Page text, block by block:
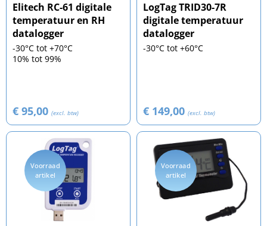
Elitech RC-61 digitale
temperatuur en RH
datalogger
-30°C tot +70°C
10% tot 99%
€ 95,00 (excl. btw)
LogTag TRID30-7R
digitale temperatuur
datalogger
-30°C tot +60°C
€ 149,00 (excl. btw)
Voorraad
artikel
Voorraad
artikel